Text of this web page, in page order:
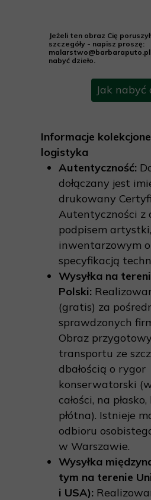
Jak nabyć
Informacje
logistyka
Autentyczność:
dołączany jest
drukowany
Autentyczności z
podpisem
inwentarzowym
specyfikacją
Wysyłka na
Polski:
(gratis) za
sprawdzonych
Obraz
transportu ze
dbałością o rygor
konserwatorski
całości, na
płótna). Istnieje
odbioru
w Warszawie.
Wysyłka
tym na terenie
i USA):
Jeżeli ten obraz Cię
szczegóły - napisz proszę:
nabyć dzieło.